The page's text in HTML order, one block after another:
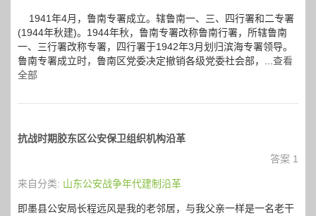
1941年4月，鲁南专署成立。辖鲁南一、三、四行署和二专署
(1944年秋建)。1944年秋，鲁南专署改称鲁南行署，所辖鲁南
一、三行署改称专署，四行署于1942年3月划归滨海专署领导。
鲁南专署成立时，鲁南区党委决定撤销各级党委社会部，... 查看
全部
抗战时期胶东区公安保卫组织机构沿革
答案 1
来自分类: 山东公安战争年代建制沿革
即墨县公安局长程远风是我的老邻居，与我父亲一样是一名老干